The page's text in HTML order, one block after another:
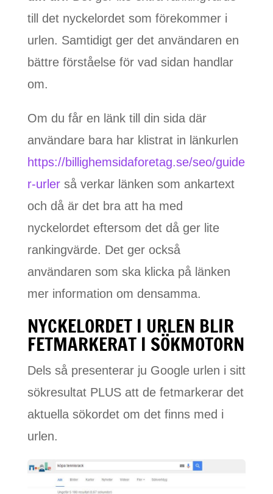
till det nyckelordet som förekommer i
urlen. Samtidigt ger det användaren en
bättre förståelse för vad sidan handlar
om.
Om du får en länk till din sida där
användare bara har klistrat in länkurlen
https://billighemsidaforetag.se/seo/guide
r-urlerså verkar länken som ankartext
och då är det bra att ha med
nyckelordet eftersom det då ger lite
rankingvärde. Det ger också
användaren som ska klicka på länken
mer information om densamma.
NYCKELORDET I URLEN BLIR
FETMARKERAT I SÖKMOTORN
Dels så presenterar ju Google urlen i sitt
sökresultat PLUS att de fetmarkerar det
aktuella sökordet om det finns med i
urlen.